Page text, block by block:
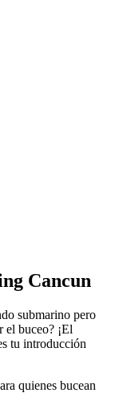
Cancun
submarino pero
el buceo? ¡El
tu introducción
quienes bucean